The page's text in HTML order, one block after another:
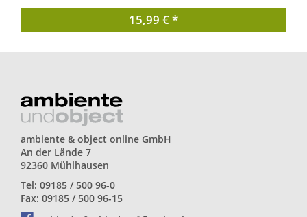
15,99 € *
ambiente & object online GmbH
An der Lände 7
92360 Mühlhausen
Tel: 09185 / 500 96-0
Fax: 09185 / 500 96-15